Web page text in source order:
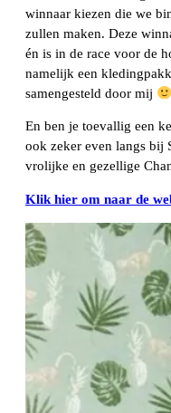
winnaar kiezen die we
zullen maken. Deze
én is in de race voor de
namelijk een
samengesteld door mij
En ben je toevallig een
ook zeker even langs bij
vrolijke en gezellige
Klik hier om naar de